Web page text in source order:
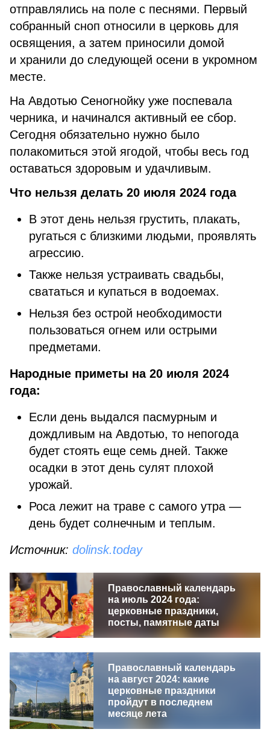
отправлялись на поле с песнями. Первый
собранный сноп относили в церковь для
освящения, а затем приносили домой
и хранили до следующей осени в укромном
месте.
На Авдотью Сеногнойку уже поспевала
черника, и начинался активный ее сбор.
Сегодня обязательно нужно было
полакомиться этой ягодой, чтобы весь год
оставаться здоровым и удачливым.
Что нельзя делать 20 июля 2024 года
В этот день нельзя грустить, плакать,
ругаться с близкими людьми, проявлять
агрессию.
Также нельзя устраивать свадьбы,
свататься и купаться в водоемах.
Нельзя без острой необходимости
пользоваться огнем или острыми
предметами.
Народные приметы на 20 июля 2024
года:
Если день выдался пасмурным и
дождливым на Авдотью, то непогода
будет стоять еще семь дней. Также
осадки в этот день сулят плохой
урожай.
Роса лежит на траве с самого утра —
день будет солнечным и теплым.
Источник: dolinsk.today
Православный календарь
на июль 2024 года:
церковные праздники,
посты, памятные даты
Православный календарь
на август 2024: какие
церковные праздники
пройдут в последнем
месяце лета